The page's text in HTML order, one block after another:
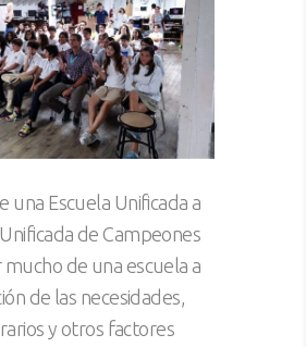
una Escuela Unificada a
de Campeones
de una escuela a
de las necesidades,
y otros factores